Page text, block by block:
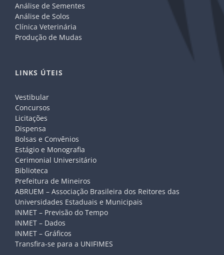
Análise de Sementes
Análise de Solos
Clínica Veterinária
Produção de Mudas
LINKS ÚTEIS
Vestibular
Concursos
Licitações
Dispensa
Bolsas e Convênios
Estágio e Monografia
Cerimonial Universitário
Biblioteca
Prefeitura de Mineiros
ABRUEM – Associação Brasileira dos Reitores das
Universidades Estaduais e Municipais
INMET – Previsão do Tempo
INMET – Dados
INMET – Gráficos
Transfira-se para a UNIFIMES